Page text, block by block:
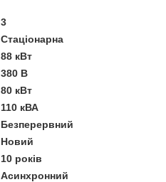
3
Стаціонарна
88 кВт
380 В
80 кВт
110 кВА
Безперервний
Новий
10 років
Асинхронний